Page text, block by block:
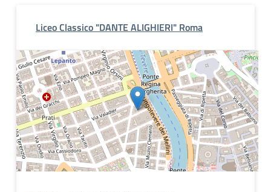
Liceo Classico "DANTE ALIGHIERI" Roma